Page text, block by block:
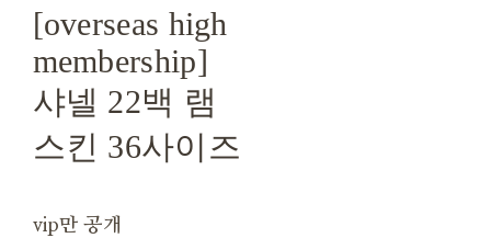
[overseas high
membership]
샤넬 22백 램
스킨 36사이즈
vip만 공개